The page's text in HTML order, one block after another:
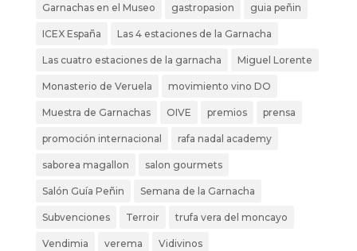
Garnachas en el Museo gastropasion guia peñin
ICEX España Las 4 estaciones de la Garnacha
Las cuatro estaciones de la garnacha Miguel Lorente
Monasterio de Veruela movimiento vino DO
Muestra de Garnachas OIVE premios prensa
promoción internacional rafa nadal academy
saborea magallon salon gourmets
Salón Guía Peñin Semana de la Garnacha
Subvenciones Terroir trufa vera del moncayo
Vendimia verema Vidivinos